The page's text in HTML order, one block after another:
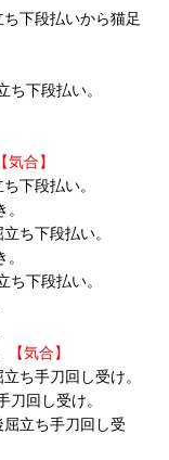
下段払いから猫足
ち下段払い。
【気合】
下段払い。
ち下段払い。
ち下段払い。
【気合】
ち手刀回し受け。
刀回し受け。
屈立ち手刀回し受